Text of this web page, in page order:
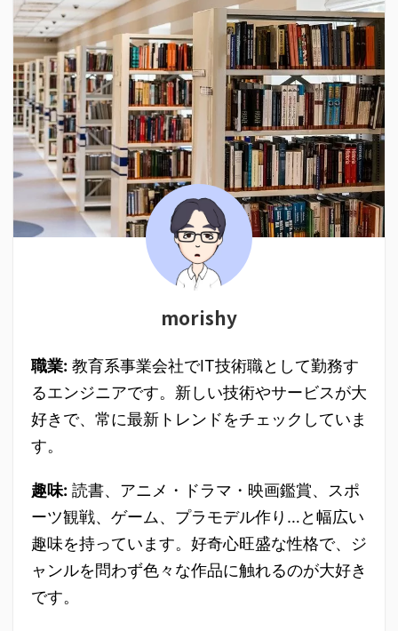
morishy
職業: 教育系事業会社でIT技術職として勤務す
るエンジニアです。新しい技術やサービスが大
好きで、常に最新トレンドをチェックしていま
す。
趣味: 読書、アニメ・ドラマ・映画鑑賞、スポ
ーツ観戦、ゲーム、プラモデル作り…と幅広い
趣味を持っています。好奇心旺盛な性格で、ジ
ャンルを問わず色々な作品に触れるのが大好き
です。